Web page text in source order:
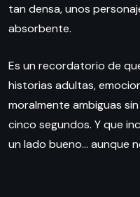
tan densa, unos
absorbente.
Es un recordatorio de
historias adultas,
moralmente ambiguas
cinco segundos. Y que
un lado bueno… aunque